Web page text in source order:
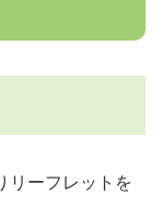
リーフレットを